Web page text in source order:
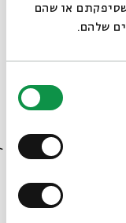
או שהם
שלהם.
ד' | 19:30